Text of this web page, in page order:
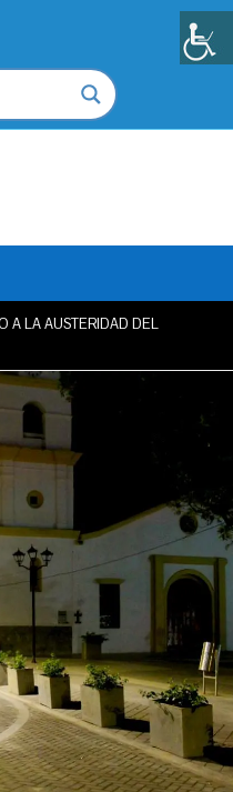
A LA AUSTERIDAD DEL